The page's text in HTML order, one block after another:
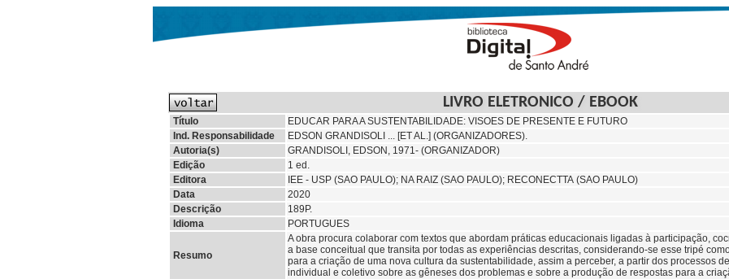
LIVRO ELETRONICO / EBOOK
Título
EDUCAR PARA A SUSTENTABILIDADE: VISOES DE PRESENTE E FUTURO
Ind. Responsabilidade
EDSON GRANDISOLI ... [ET AL.] (ORGANIZADORES).
Autoria(s)
GRANDISOLI, EDSON, 1971- (ORGANIZADOR)
Edição
1 ed.
Editora
IEE - USP (SAO PAULO); NA RAIZ (SAO PAULO); RECONECTTA (SAO PAULO)
Data
2020
Descrição
189P.
Idioma
PORTUGUES
Resumo
A obra procura colaborar com textos que abordam práticas educacionais ligadas à participação,
a base conceitual que transita por todas as experiências descritas, considerando-se esse tripé
para a criação de uma nova cultura da sustentabilidade, assim a perceber, a partir dos processos
individual e coletivo sobre as gêneses dos problemas e sobre a produção de respostas para a